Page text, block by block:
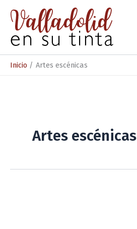
contenido
Inicio Artes escénicas
Artes escénicas